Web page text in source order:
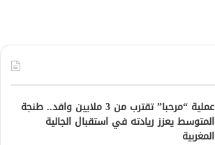
عملية “مرحبا” تقترب من 3 ملايين وافد.. طنجة
المتوسط يعزز ريادته في استقبال الجالية
المغربية